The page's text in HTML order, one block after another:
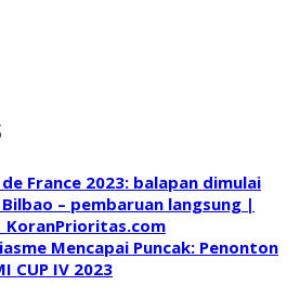
France 2023: balapan dimulai
– pembaruan langsung |
KoranPrioritas.com
Mencapai Puncak: Penonton
CUP IV 2023